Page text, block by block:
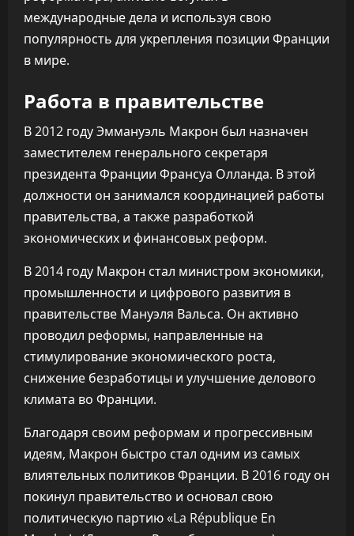
международные дела и используя свою
популярность для укрепления позиции Франции
в мире.
Работа в правительстве
В 2012 году Эммануэль Макрон был назначен
заместителем генерального секретаря
президента Франции Франсуа Олланда. В этой
должности он занимался координацией работы
правительства, а также разработкой
экономических и финансовых реформ.
В 2014 году Макрон стал министром экономики,
промышленности и цифрового развития в
правительстве Мануэля Вальса. Он активно
проводил реформы, направленные на
стимулирование экономического роста,
снижение безработицы и улучшение делового
климата во Франции.
Благодаря своим реформам и прогрессивным
идеям, Макрон быстро стал одним из самых
влиятельных политиков Франции. В 2016 году он
покинул правительство и основал свою
политическую партию «La République En